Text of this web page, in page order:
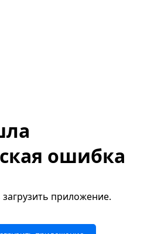
ошибка
приложение.